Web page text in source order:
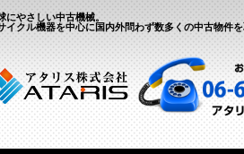
にやさしい中古機械。
イクル機器を中心に国内外問わず数多くの中古物件